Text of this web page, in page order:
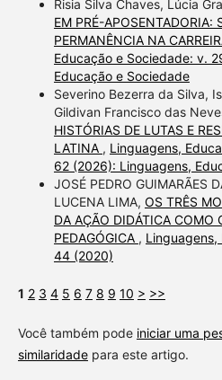
Risia Silva Chaves, Lúcia
EM PRÉ-APOSENTADORIA:
PERMANÊNCIA NA
Educação e Sociedade: v.
Educação e Sociedade
Severino Bezerra da Silva,
Gildivan Francisco das
HISTÓRIAS DE LUTAS E
LATINA , Linguagens,
62 (2026): Linguagens,
JOSÉ PEDRO GUIMARÃES
LUCENA LIMA, OS TRÊS
DA AÇÃO DIDÁTICA COMO
PEDAGÓGICA , Linguagens,
44 (2020)
1 2 3 4 5 6 7 8 9 10 > >>
Você também pode iniciar uma
similaridadepara este artigo.